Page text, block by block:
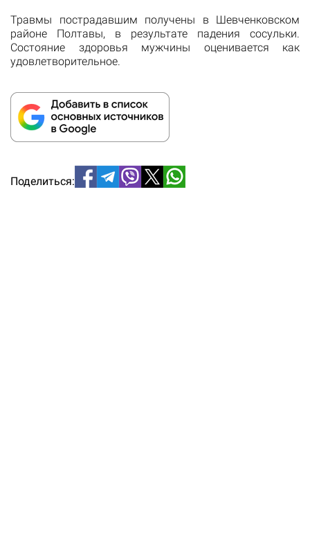
Травмы пострадавшим получены в
Шевченковском
районе Полтавы, в результате падения сосульки.
Состояние
здоровья мужчины
оценивается как
удовлетворительное.
Поделиться: